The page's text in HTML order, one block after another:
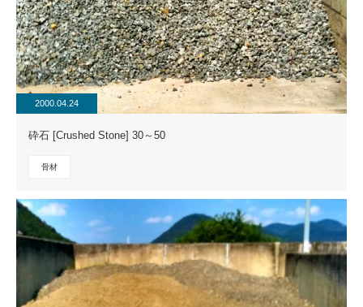
2000.04.24
砕石 [Crushed Stone] 30～50
骨材